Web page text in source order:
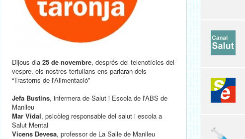
Dijous dia 25 de novembre, després del telenotícies del
vespre, els nostres tertulians ens parlaran dels
“Trastorns de l'Alimentació”
Jefa Bustins, infermera de Salut i Escola de l'ABS de
Manlleu
Mar Vidal, psicòleg responsable del salut i escola a
Salut Mental
Vicens Devesa, professor de La Salle de Manlleu